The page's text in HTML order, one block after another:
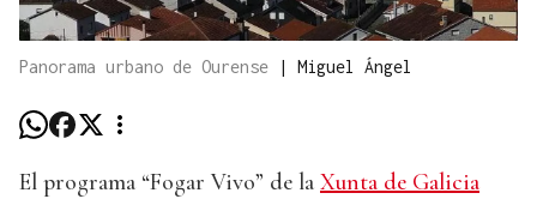
Panorama urbano de Ourense | Miguel Ángel
El programa “Fogar Vivo” de la Xunta de Galicia